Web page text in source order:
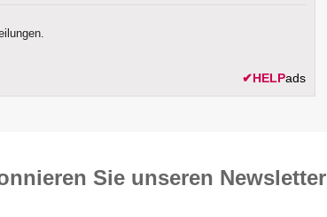
✔HELPads
Sie unseren News­letter